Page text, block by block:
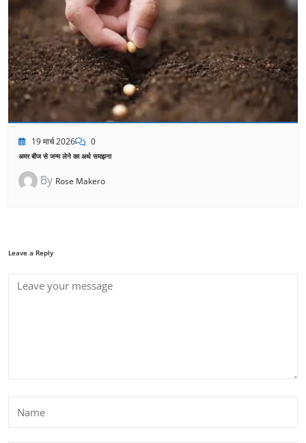
19 मार्च 2026 0
अमर बीज से जन्म लेने का अर्थ समझना
By Rose Makero
Leave a Reply